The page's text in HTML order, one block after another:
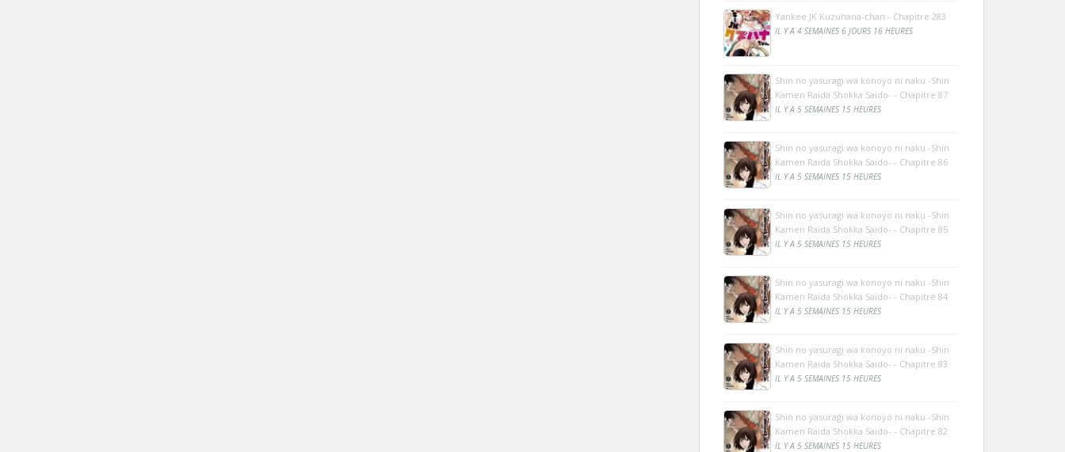
Yankee JK Kuzuhana-chan - Chapitre 283
IL Y A 4 SEMAINES 6 JOURS 16 HEURES
Shin no yasuragi wa konoyo ni naku -Shin
Kamen Raida Shokka Saido- - Chapitre 87
IL Y A 5 SEMAINES 15 HEURES
Shin no yasuragi wa konoyo ni naku -Shin
Kamen Raida Shokka Saido- - Chapitre 86
IL Y A 5 SEMAINES 15 HEURES
Shin no yasuragi wa konoyo ni naku -Shin
Kamen Raida Shokka Saido- - Chapitre 85
IL Y A 5 SEMAINES 15 HEURES
Shin no yasuragi wa konoyo ni naku -Shin
Kamen Raida Shokka Saido- - Chapitre 84
IL Y A 5 SEMAINES 15 HEURES
Shin no yasuragi wa konoyo ni naku -Shin
Kamen Raida Shokka Saido- - Chapitre 83
IL Y A 5 SEMAINES 15 HEURES
Shin no yasuragi wa konoyo ni naku -Shin
Kamen Raida Shokka Saido- - Chapitre 82
IL Y A 5 SEMAINES 15 HEURES